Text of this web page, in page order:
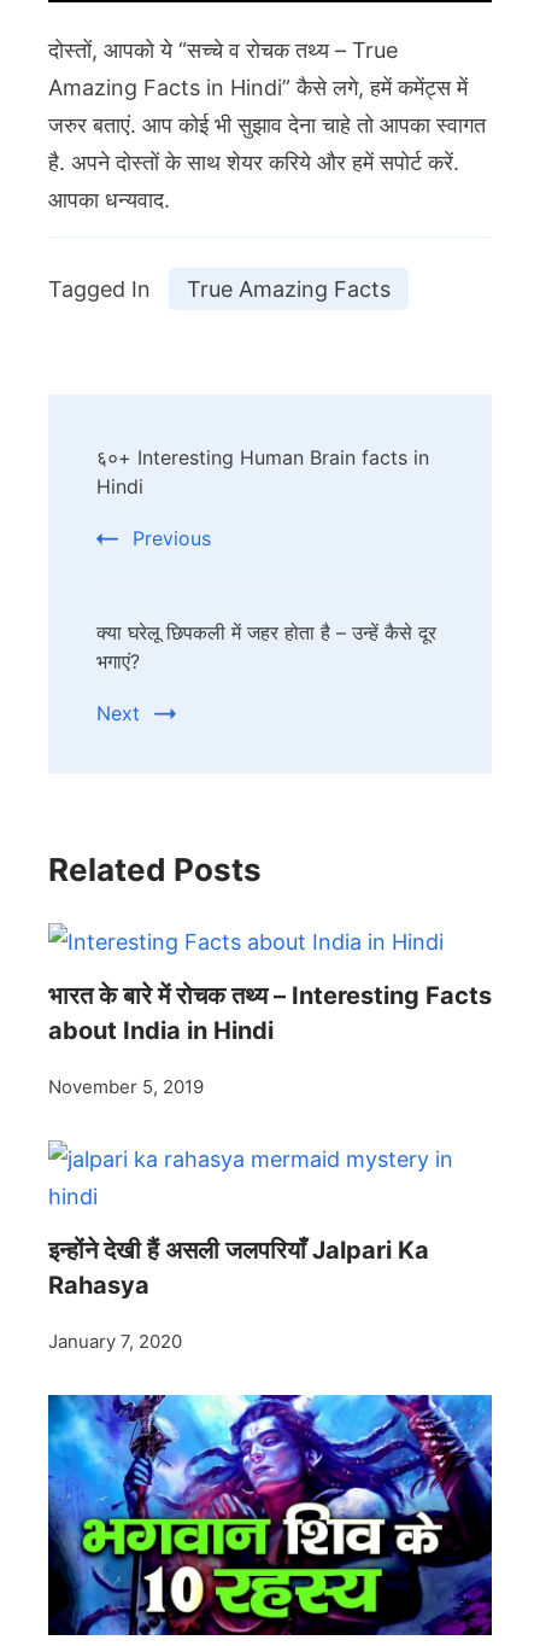
दोस्तों, आपको ये “सच्चे व रोचक तथ्य – True
Amazing Facts in Hindi” कैसे लगे, हमें कमेंट्स में
जरुर बताएं. आप कोई भी सुझाव देना चाहे तो आपका स्वागत
है. अपने दोस्तों के साथ शेयर करिये और हमें सपोर्ट करें.
आपका धन्यवाद.
Tagged In True Amazing Facts
Navigation
६०+ Interesting Human Brain facts in
Hindi
Previous
क्या घरेलू छिपकली में जहर होता है – उन्हें कैसे दूर
भगाएं?
Next
Related Posts
भारत के बारे में रोचक तथ्य – Interesting Facts
about India in Hindi
November 5, 2019
इन्होंने देखी हैं असली जलपरियाँ Jalpari Ka
Rahasya
January 7, 2020